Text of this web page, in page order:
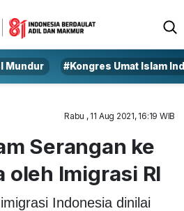
Mundur #Kongres Umat Islam
Rabu , 11 Aug 2021, 16:19 WIB
Serangan ke
oleh Imigrasi RI
Indonesia dinilai